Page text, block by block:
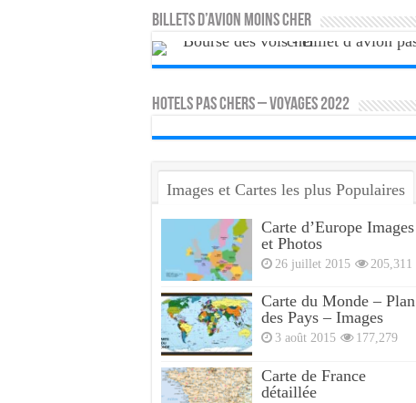
Billets d’avion moins cher
HOTELS PAS CHERS – VOYAGES 2022
Images et Cartes les plus Populaires
Carte d’Europe Images
et Photos
26 juillet 2015 205,311
Carte du Monde – Plan
des Pays – Images
3 août 2015 177,279
Carte de France
détaillée